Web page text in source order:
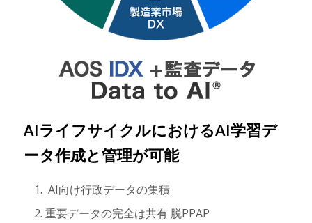
AIライフサイクルにおけるAI学習デ
ータ作成と管理が可能
AI向け行政データの集積
重要データの完全は共有 脱PPAP